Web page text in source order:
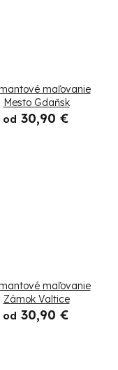
maľovanie
Mesto Gdaňsk
od 30,90 €
maľovanie
Zámok Valtice
od 30,90 €